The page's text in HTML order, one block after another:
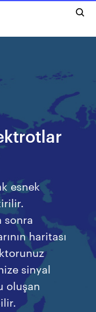
esnek
sonra
haritası
sinyal
oluşan